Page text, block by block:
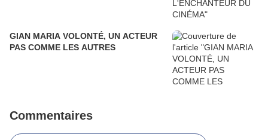
GIAN MARIA VOLONTÉ, UN ACTEUR
PAS COMME LES AUTRES
Commentaires